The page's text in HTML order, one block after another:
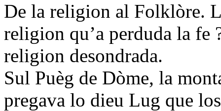
De la religion al Folklòre.
religion qu’a perduda la fe
religion desondrada.
Sul Puèg de Dòme, la
pregava lo dieu Lug que